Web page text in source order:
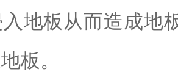
地板从而造成地
板。